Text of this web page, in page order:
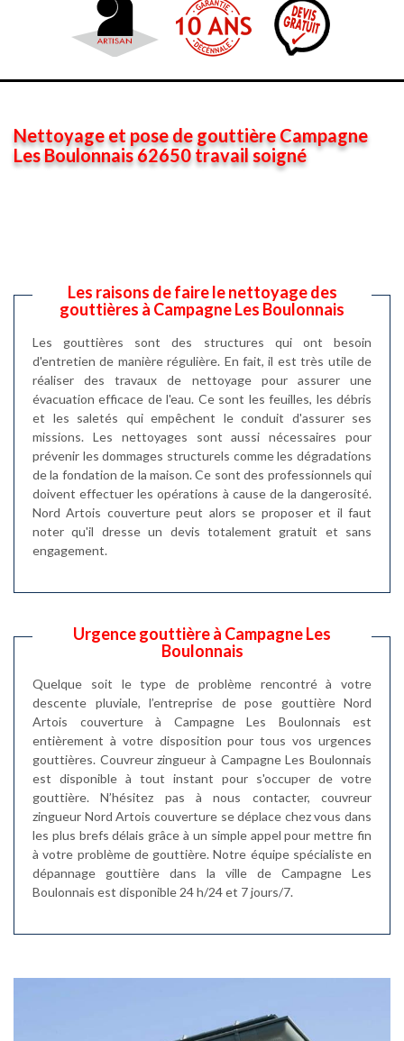
Nettoyage et pose de gouttière Campagne
Les Boulonnais 62650 travail soigné
Les raisons de faire le nettoyage des
gouttières à Campagne Les Boulonnais
Les gouttières sont des structures qui ont besoin
d'entretien de manière régulière. En fait, il est très utile de
réaliser des travaux de nettoyage pour assurer une
évacuation efficace de l'eau. Ce sont les feuilles, les débris
et les saletés qui empêchent le conduit d'assurer ses
missions. Les nettoyages sont aussi nécessaires pour
prévenir les dommages structurels comme les dégradations
de la fondation de la maison. Ce sont des professionnels qui
doivent effectuer les opérations à cause de la dangerosité.
Nord Artois couverture peut alors se proposer et il faut
noter qu'il dresse un devis totalement gratuit et sans
engagement.
Urgence gouttière à Campagne Les
Boulonnais
Quelque soit le type de problème rencontré à votre
descente pluviale, l’entreprise de pose gouttière Nord
Artois couverture à Campagne Les Boulonnais est
entièrement à votre disposition pour tous vos urgences
gouttières. Couvreur zingueur à Campagne Les Boulonnais
est disponible à tout instant pour s'occuper de votre
gouttière. N’hésitez pas à nous contacter, couvreur
zingueur Nord Artois couverture se déplace chez vous dans
les plus brefs délais grâce à un simple appel pour mettre fin
à votre problème de gouttière. Notre équipe spécialiste en
dépannage gouttière dans la ville de Campagne Les
Boulonnais est disponible 24 h/24 et 7 jours/7.